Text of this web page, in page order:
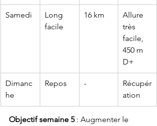
Samedi
Long
facile
16 km
Allure
très
facile,
450 m
D+
Dimanc
he
Repos -
Récupér
ation
Objectif semaine 5 : Augmenter le